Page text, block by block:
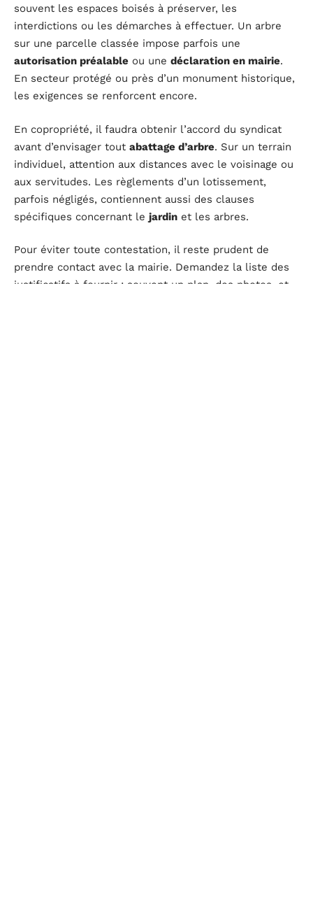
souvent les espaces boisés à préserver, les
interdictions ou les démarches à effectuer. Un arbre
sur une parcelle classée impose parfois une
autorisation préalable ou une déclaration en mairie.
En secteur protégé ou près d’un monument historique,
les exigences se renforcent encore.
En copropriété, il faudra obtenir l’accord du syndicat
avant d’envisager tout abattage d’arbre. Sur un terrain
individuel, attention aux distances avec le voisinage ou
aux servitudes. Les règlements d’un lotissement,
parfois négligés, contiennent aussi des clauses
spécifiques concernant le jardin et les arbres.
Pour éviter toute contestation, il reste prudent de
prendre contact avec la mairie. Demandez la liste des
justificatifs à fournir : souvent un plan, des photos, et